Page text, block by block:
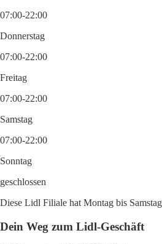
07:00-22:00
Donnerstag
07:00-22:00
Freitag
07:00-22:00
Samstag
07:00-22:00
Sonntag
geschlossen
Diese Lidl Filiale hat Montag bis
Dein Weg zum Lidl-Geschäft